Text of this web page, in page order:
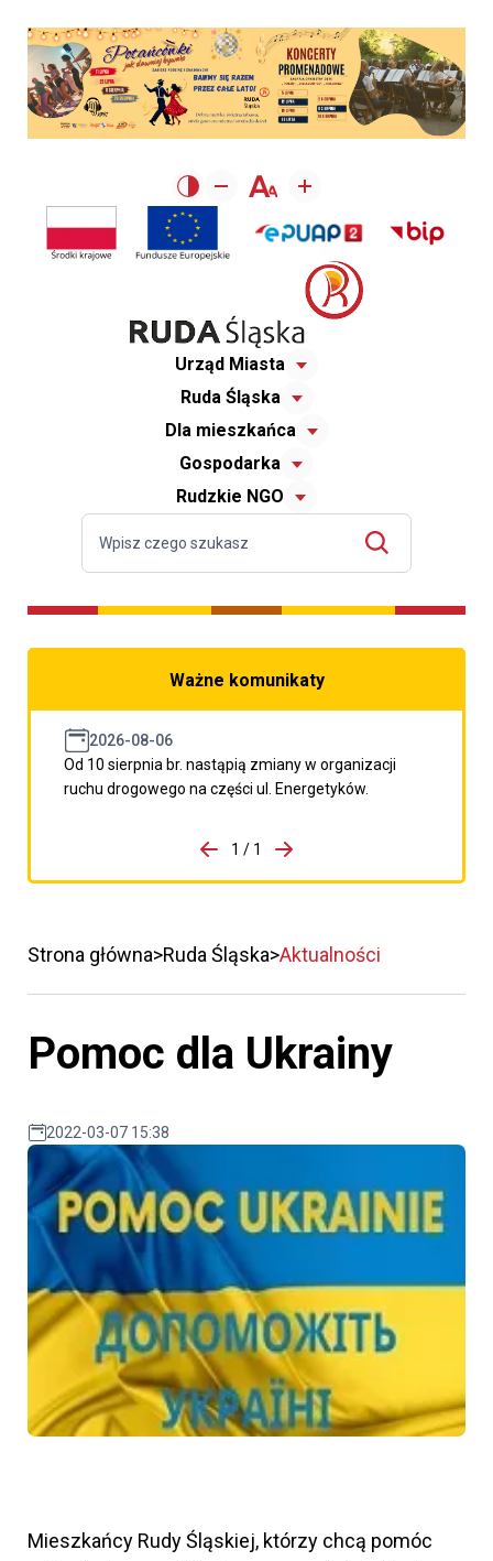
Urząd Miasta
Ruda Śląska
Dla mieszkańca
Gospodarka
Rudzkie NGO
Ważne komunikaty
2026-08-06
Od 10 sierpnia br. nastąpią zmiany w organizacji
ruchu drogowego na części ul. Energetyków.
porzpedniego komunikatu
1 / 1
Przejdź do następnego
Strona główna Ruda Śląska Aktualności
Pomoc dla Ukrainy
2022-03-07 15:38
Mieszkańcy Rudy Śląskiej, którzy chcą pomóc